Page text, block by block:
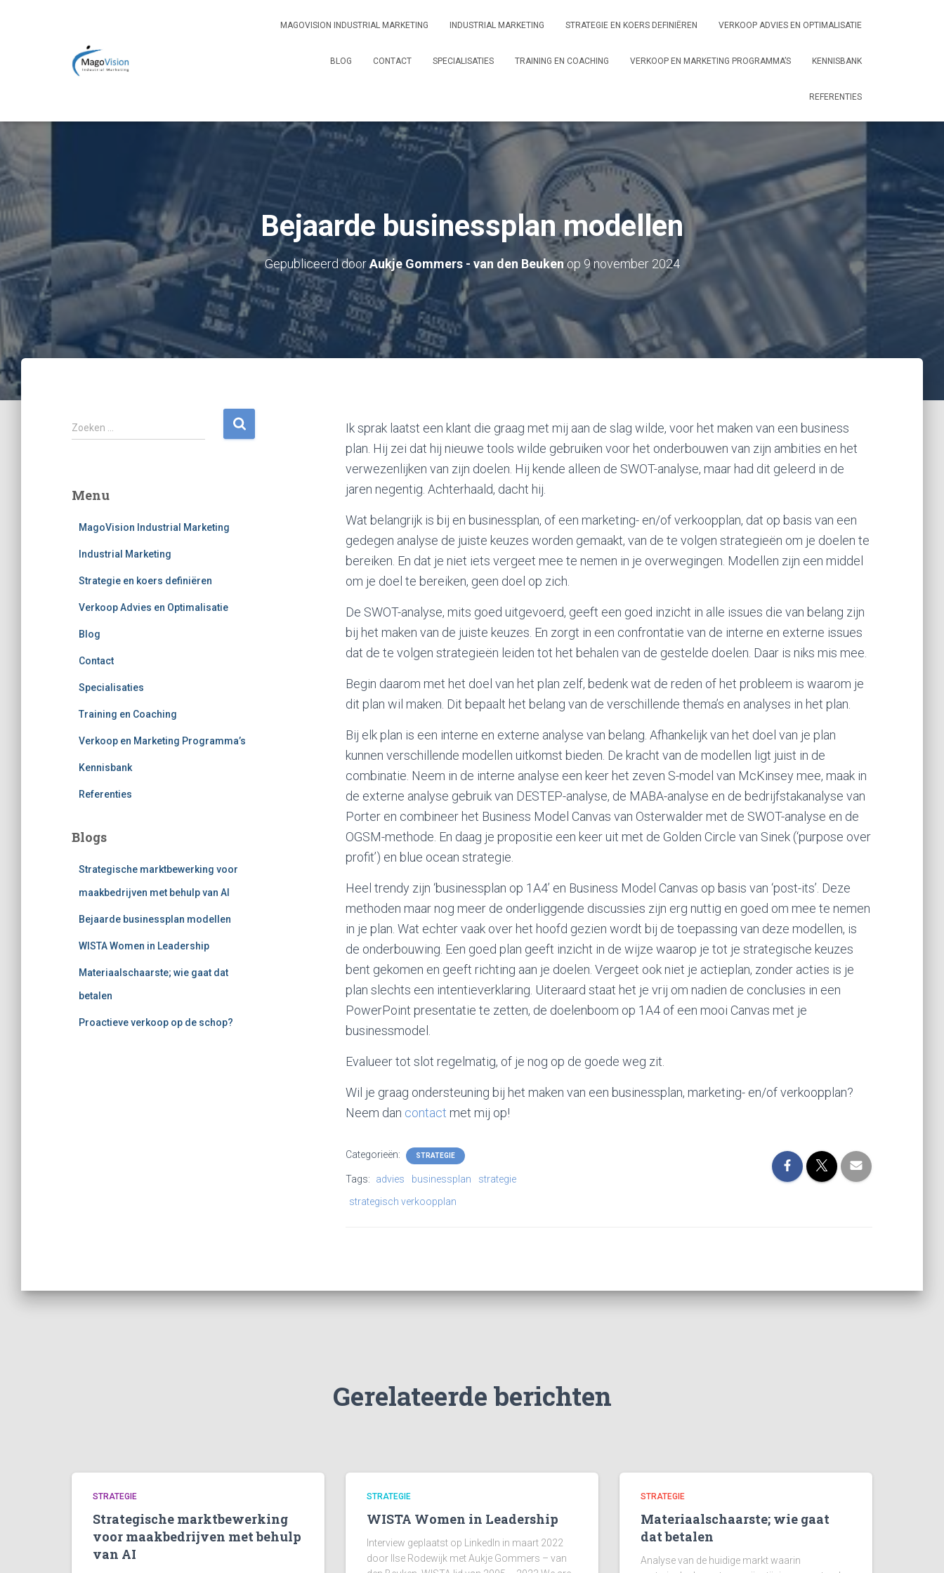
MAGOVISION INDUSTRIAL MARKETING INDUSTRIAL MARKETING STRATEGIE EN KOERS DEFINIËREN VERKOOP ADVIES EN OPTIMALISATIE
BLOG CONTACT SPECIALISATIES TRAINING EN COACHING VERKOOP EN MARKETING PROGRAMMA’S KENNISBANK
REFERENTIES
Bejaarde businessplan modellen
Gepubliceerd doorAukje Gommers - van den Beukenop 9 november 2024
Z
o
n
Zoeken …
Menu
MagoVision Industrial Marketing
Industrial Marketing
Strategie en koers definiëren
Verkoop Advies en Optimalisatie
Blog
Contact
Specialisaties
Training en Coaching
Verkoop en Marketing Programma’s
Kennisbank
Referenties
Blogs
Strategische marktbewerking voor
maakbedrijven met behulp van AI
Bejaarde businessplan modellen
WISTA Women in Leadership
Materiaalschaarste; wie gaat dat
betalen
Proactieve verkoop op de schop?
Ik sprak laatst een klant die graag met mij aan de slag wilde, voor het maken van een business
plan. Hij zei dat hij nieuwe tools wilde gebruiken voor het onderbouwen van zijn ambities en het
verwezenlijken van zijn doelen. Hij kende alleen de SWOT-analyse, maar had dit geleerd in de
jaren negentig. Achterhaald, dacht hij.
Wat belangrijk is bij en businessplan, of een marketing- en/of verkoopplan, dat op basis van een
gedegen analyse de juiste keuzes worden gemaakt, van de te volgen strategieën om je doelen te
bereiken. En dat je niet iets vergeet mee te nemen in je overwegingen. Modellen zijn een middel
om je doel te bereiken, geen doel op zich.
De SWOT-analyse, mits goed uitgevoerd, geeft een goed inzicht in alle issues die van belang zijn
bij het maken van de juiste keuzes. En zorgt in een confrontatie van de interne en externe issues
dat de te volgen strategieën leiden tot het behalen van de gestelde doelen. Daar is niks mis mee.
Begin daarom met het doel van het plan zelf, bedenk wat de reden of het probleem is waarom je
dit plan wil maken. Dit bepaalt het belang van de verschillende thema’s en analyses in het plan.
Bij elk plan is een interne en externe analyse van belang. Afhankelijk van het doel van je plan
kunnen verschillende modellen uitkomst bieden. De kracht van de modellen ligt juist in de
combinatie. Neem in de interne analyse een keer het zeven S-model van McKinsey mee, maak in
de externe analyse gebruik van DESTEP-analyse, de MABA-analyse en de bedrijfstakanalyse van
Porter en combineer het Business Model Canvas van Osterwalder met de SWOT-analyse en de
OGSM-methode. En daag je propositie een keer uit met de Golden Circle van Sinek (‘purpose over
profit’) en blue ocean strategie.
Heel trendy zijn ‘businessplan op 1A4’ en Business Model Canvas op basis van ‘post-its’. Deze
methoden maar nog meer de onderliggende discussies zijn erg nuttig en goed om mee te nemen
in je plan. Wat echter vaak over het hoofd gezien wordt bij de toepassing van deze modellen, is
de onderbouwing. Een goed plan geeft inzicht in de wijze waarop je tot je strategische keuzes
bent gekomen en geeft richting aan je doelen. Vergeet ook niet je actieplan, zonder acties is je
plan slechts een intentieverklaring. Uiteraard staat het je vrij om nadien de conclusies in een
PowerPoint presentatie te zetten, de doelenboom op 1A4 of een mooi Canvas met je
businessmodel.
Evalueer tot slot regelmatig, of je nog op de goede weg zit.
Wil je graag ondersteuning bij het maken van een businessplan, marketing- en/of verkoopplan?
Neem dan contact met mij op!
Categorieën: STRATEGIE
Tags: advies businessplan
strategie
strategisch verkoopplan
Gerelateerde berichten
STRATEGIE
Strategische marktbewerking
voor maakbedrijven met behulp
van AI
STRATEGIE
WISTA Women in Leadership
Interview geplaatst op LinkedIn in maart 2022
door Ilse Rodewijk met Aukje Gommers – van
STRATEGIE
Materiaalschaarste; wie gaat
dat betalen
Analyse van de huidige markt waarin